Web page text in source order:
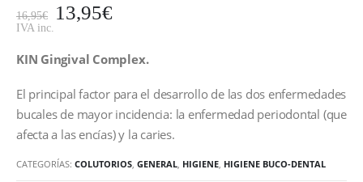
16,95€ 13,95€
IVA inc.
KIN Gingival Complex.
El principal factor para el desarrollo de las dos enfermedades
bucales de mayor incidencia: la enfermedad periodontal (que
afecta a las encías) y la caries.
CATEGORÍAS: COLUTORIOS GENERAL HIGIENE HIGIENE BUCO-DENTAL